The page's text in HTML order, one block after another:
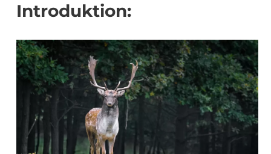
Introduktion: